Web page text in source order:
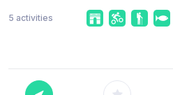
5 activities